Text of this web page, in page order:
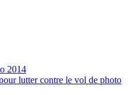
2014
lutter contre le vol de photo